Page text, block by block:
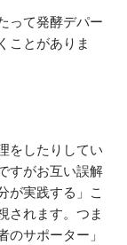
って発酵デパー
ことがありま
をしたりしてい
すがお互い誤解
が実践する」こ
されます。つま
サポーター」